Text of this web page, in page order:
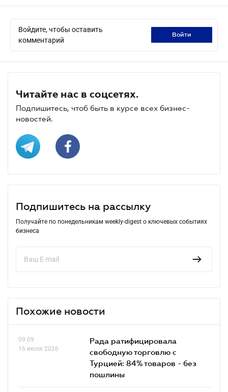
Войдите, чтобы оставить
комментарий
войти
Читайте нас в соцсетях.
Подпишитесь, чтоб быть в курсе всех бизнес-
новостей.
Подпишитесь на рассылку
Получайте по понедельникам weekly-digest о ключевых событиях
бизнеса
Похожие новости
09.09
16 июля 2026
Рада ратифицировала
свободную торговлю с
Турцией: 84% товаров - без
пошлины